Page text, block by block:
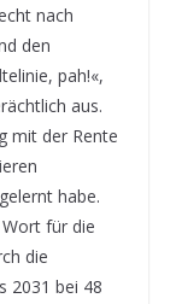
nach
den
pah!«,
aus.
mit der Rente
habe.
für die
die
2031 bei 48